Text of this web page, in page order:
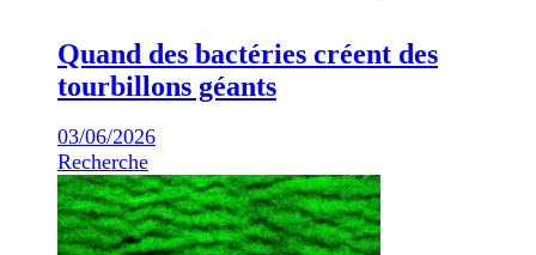
Quand des bactéries créent des
tourbillons géants
03/06/2026
Recherche